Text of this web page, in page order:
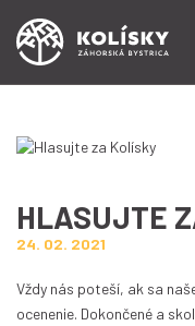
HLASUJTE
24. 02. 2021
Vždy nás poteší, ak sa
ocenenie. Dokončené a